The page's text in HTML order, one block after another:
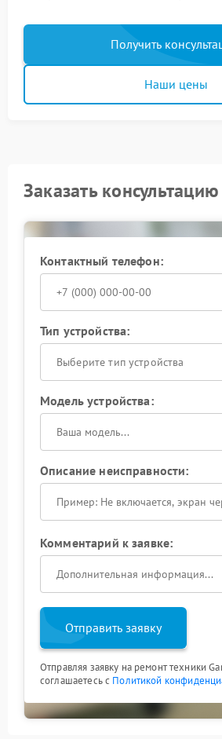
Получить
Наши цены
Заказать консультацию
Контактный телефон:
Тип устройства:
Выберите тип устройства
Модель устройства:
Описание неисправности:
Комментарий к заявке:
Отправить заявку
Отправляя заявку на ремонт техники
соглашаетесь с Политикой